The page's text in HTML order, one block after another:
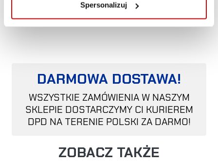
Spersonalizuj
- zestaw nie zawiera oświetlenia oraz wiązki
DARMOWA DOSTAWA!
WSZYSTKIE ZAMÓWIENIA W NASZYM
SKLEPIE DOSTARCZYMY CI KURIEREM
DPD NA TERENIE POLSKI ZA DARMO!
ZOBACZ TAKŻE